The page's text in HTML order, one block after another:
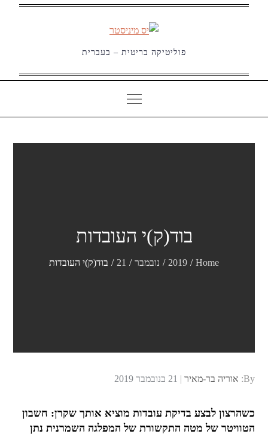
פוליטיקה בריטית – בעברית
בוד(ק)י העובדות
Home
2019 נובמבר 21 בוד(ק)י העובדות
By: אוריה בר-מאיר
Posted
21 בנובמבר 2019
כשהרצון לבצע בדיקת עובדות מוציא אותך שקרן: חשבון
הטוויטר של מטה התקשורת של המפלגה השמרנית נתן